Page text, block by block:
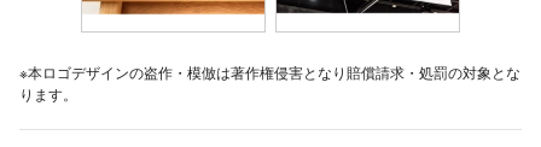
※本ロゴデザインの盗作・模倣は著作権侵害となり賠償請求・処罰の対象とな
ります。